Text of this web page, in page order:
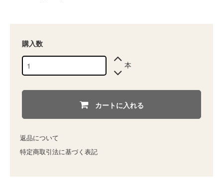
購入数
本
カートに入れる
返品について
特定商取引法に基づく表記